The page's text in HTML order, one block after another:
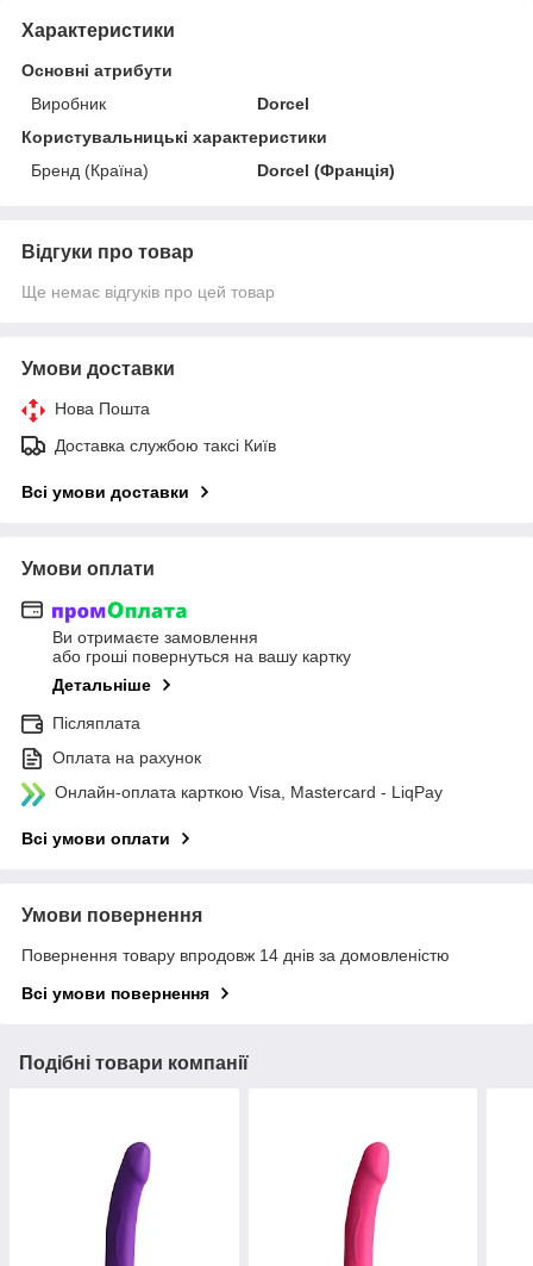
Характеристики
Основні атрибути
Виробник
Dorcel
Користувальницькі характеристики
Бренд (Країна)
Dorcel (Франція)
Відгуки про товар
Ще немає відгуків про цей товар
Умови доставки
Нова Пошта
Доставка службою таксі Київ
Всі умови доставки
Умови оплати
Ви отримаєте замовлення
або гроші повернуться на вашу картку
Детальніше
Післяплата
Оплата на рахунок
Онлайн-оплата карткою Visa, Mastercard - LiqPay
Всі умови оплати
Умови повернення
Повернення товару впродовж 14 днів за домовленістю
Всі умови повернення
Подібні товари компанії